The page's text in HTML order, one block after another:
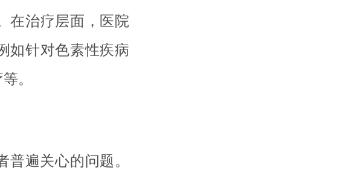
在治疗层面，医院
如针对色素性疾病
。
遍关心的问题。